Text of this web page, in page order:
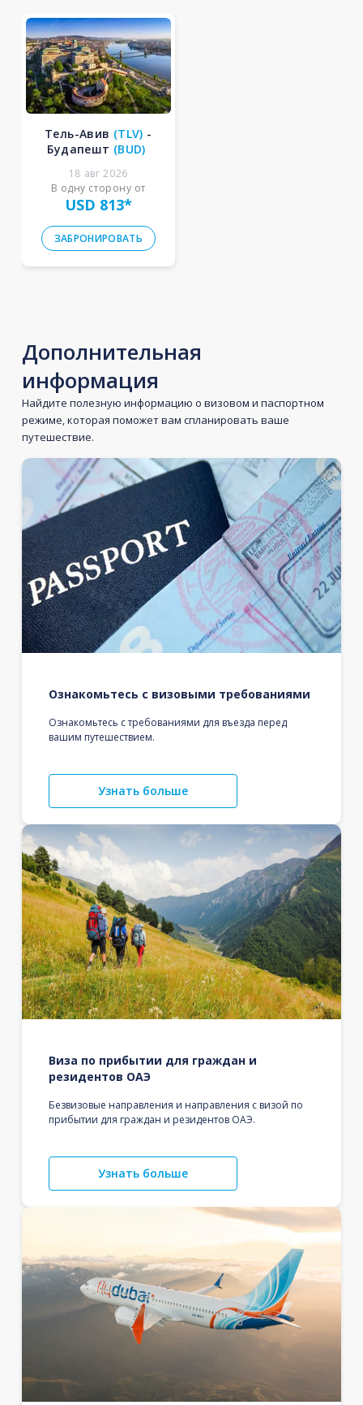
Тель-Авив (TLV) -
Будапешт (BUD)
18 авг 2026
В одну сторону от
USD 813*
ЗАБРОНИРОВАТЬ
Дополнительная
информация
Найдите полезную информацию о визовом и паспортном
режиме, которая поможет вам спланировать ваше
путешествие.
Ознакомьтесь с визовыми требованиями
Ознакомьтесь с требованиями для въезда перед
вашим путешествием.
Узнать больше
Виза по прибытии для граждан и
резидентов ОАЭ
Безвизовые направления и направления с визой по
прибытии для граждан и резидентов ОАЭ.
Узнать больше